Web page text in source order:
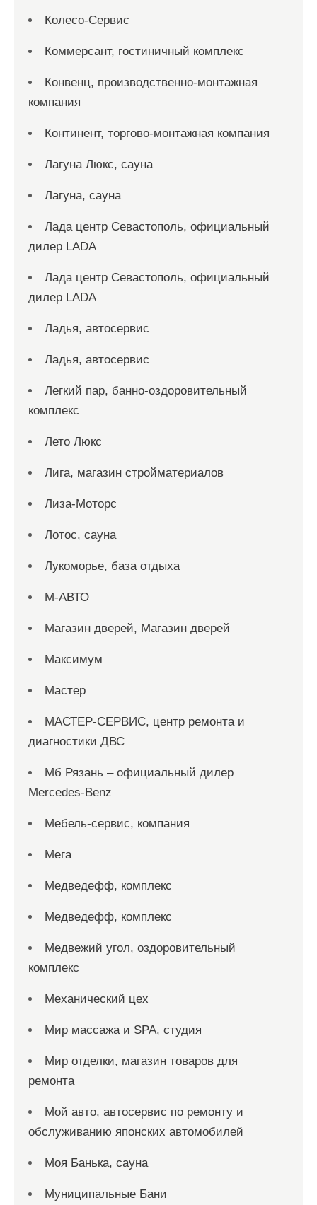
Колесо-Сервис
Коммерсант, гостиничный комплекс
Конвенц, производственно-монтажная
компания
Континент, торгово-монтажная компания
Лагуна Люкс, сауна
Лагуна, сауна
Лада центр Севастополь, официальный
дилер LADA
Лада центр Севастополь, официальный
дилер LADA
Ладья, автосервис
Ладья, автосервис
Легкий пар, банно-оздоровительный
комплекс
Лето Люкс
Лига, магазин стройматериалов
Лиза-Моторс
Лотос, сауна
Лукоморье, база отдыха
М-АВТО
Магазин дверей, Магазин дверей
Максимум
Мастер
МАСТЕР-СЕРВИС, центр ремонта и
диагностики ДВС
Мб Рязань – официальный дилер
Mercedes-Benz
Мебель-сервис, компания
Мега
Медведефф, комплекс
Медведефф, комплекс
Медвежий угол, оздоровительный
комплекс
Механический цех
Мир массажа и SPA, студия
Мир отделки, магазин товаров для
ремонта
Мой авто, автосервис по ремонту и
обслуживанию японских автомобилей
Моя Банька, сауна
Муниципальные Бани